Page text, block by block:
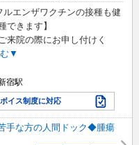
ルエンザワクチンの接種も健
できます】
来院の際にお申し付けく
▼
宿駅
イス制度に対応
手な方の人間ドック◆腫瘍